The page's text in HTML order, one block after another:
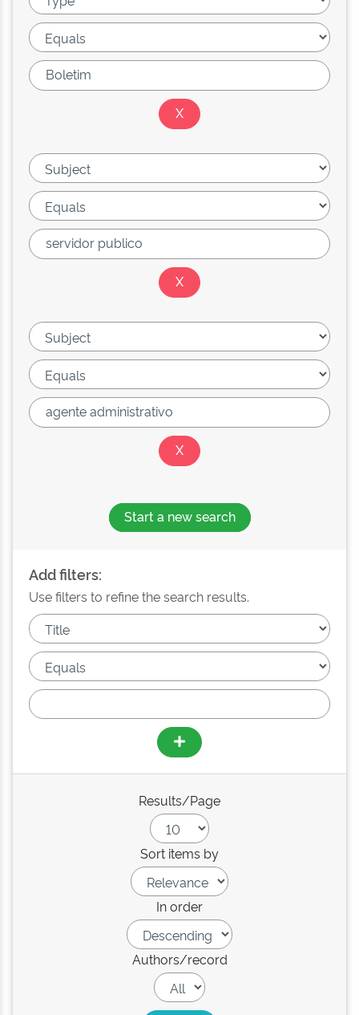
Start a new search
Add filters:
Use filters to refine the search results.
Results/Page
Sort items by
In order
Authors/record